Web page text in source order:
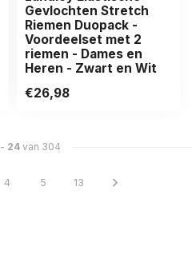
Gevlochten Stretch
Riemen Duopack -
Voordeelset met 2
riemen - Dames en
Heren - Zwart en Wit
€26,98
- 24van 304
4 5 13